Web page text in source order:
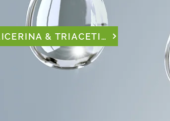
GLICERINA & TRIACETINA